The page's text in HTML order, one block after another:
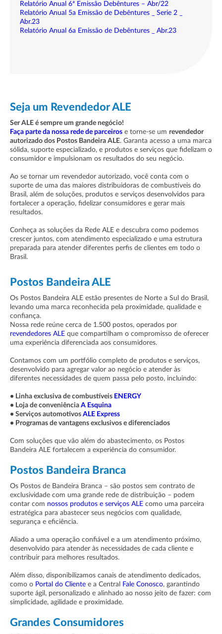
Relatório Anual 6ª Emissão Debêntures – Abr/22
Relatório Anual 5a Emissão de Debêntures _ Serie 2 _
Abr.23
Relatório Anual 6a Emissão de Debêntures _ Abr.23
Seja um Revendedor ALE
Ser ALE é sempre um grande negócio!
Faça parte da nossa rede de parceiros e torne-se um revendedor
autorizado dos Postos Bandeira ALE. Garanta acesso a uma marca
sólida, suporte especializado, e produtos e serviços que fidelizam o
consumidor e impulsionam os resultados do seu negócio.
Ao se tornar um revendedor autorizado, você conta com o
suporte de uma das maiores distribuidoras de combustíveis do
Brasil, além de soluções, produtos e serviços desenvolvidos para
fortalecer a operação, fidelizar consumidores e gerar mais
resultados.
Conheça as soluções da Rede ALE e descubra como podemos
crescer juntos, com atendimento especializado e uma estrutura
preparada para atender diferentes perfis de clientes em todo o
Brasil.
Postos Bandeira ALE
Os Postos Bandeira ALE estão presentes de Norte a Sul do Brasil,
levando uma marca reconhecida pela proximidade, qualidade e
confiança.
Nossa rede reúne cerca de 1.500 postos, operados por
revendedores ALE que compartilham o compromisso de oferecer
uma experiência diferenciada aos consumidores.
Contamos com um portfólio completo de produtos e serviços,
desenvolvido para agregar valor ao negócio e atender às
diferentes necessidades de quem passa pelo posto, incluindo:
• Linha exclusiva de combustíveis ENERGY
• Loja de conveniência A Esquina
• Serviços automotivos ALE Express
• Programas de vantagens exclusivos e diferenciados
Com soluções que vão além do abastecimento, os Postos
Bandeira ALE fortalecem a experiência do consumidor.
Postos Bandeira Branca
Os Postos de Bandeira Branca – são postos sem contrato de
exclusividade com uma grande rede de distribuição – podem
contar com nossos produtos e serviços ALE como uma parceira
estratégica para abastecer seus negócios com qualidade,
segurança e eficiência.
Aliado a uma operação confiável e a um atendimento próximo,
desenvolvido para atender às necessidades de cada cliente e
contribuir para melhores resultados.
Além disso, disponibilizamos canais de atendimento dedicados,
como o Portal do Cliente e a Central Fale Conosco, garantindo
suporte ágil, personalizado e alinhado ao nosso jeito de fazer: com
simplicidade, agilidade e proximidade.
Grandes Consumidores